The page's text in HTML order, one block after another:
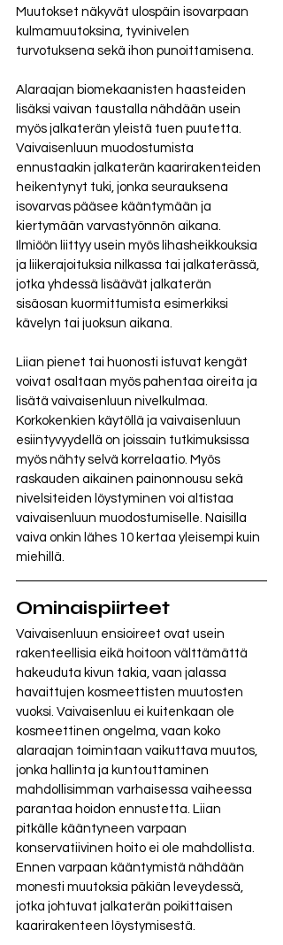
Muutokset näkyvät ulospäin isovarpaan
kulmamuutoksina, tyvinivelen
turvotuksena sekä ihon punoittamisena.
Alaraajan biomekaanisten haasteiden
lisäksi vaivan taustalla nähdään usein
myös jalkaterän yleistä tuen puutetta.
Vaivaisenluun muodostumista
ennustaakin jalkaterän kaarirakenteiden
heikentynyt tuki, jonka seurauksena
isovarvas pääsee kääntymään ja
kiertymään varvastyönnön aikana.
Ilmiöön liittyy usein myös lihasheikkouksia
ja liikerajoituksia nilkassa tai jalkaterässä,
jotka yhdessä lisäävät jalkaterän
sisäosan kuormittumista esimerkiksi
kävelyn tai juoksun aikana.
Liian pienet tai huonosti istuvat kengät
voivat osaltaan myös pahentaa oireita ja
lisätä vaivaisenluun nivelkulmaa.
Korkokenkien käytöllä ja vaivaisenluun
esiintyvyydellä on joissain tutkimuksissa
myös nähty selvä korrelaatio. Myös
raskauden aikainen painonnousu sekä
nivelsiteiden löystyminen voi altistaa
vaivaisenluun muodostumiselle. Naisilla
vaiva onkin lähes 10 kertaa yleisempi kuin
miehillä.
Ominaispiirteet
Vaivaisenluun ensioireet ovat usein
rakenteellisia eikä hoitoon välttämättä
hakeuduta kivun takia, vaan jalassa
havaittujen kosmeettisten muutosten
vuoksi. Vaivaisenluu ei kuitenkaan ole
kosmeettinen ongelma, vaan koko
alaraajan toimintaan vaikuttava muutos,
jonka hallinta ja kuntouttaminen
mahdollisimman varhaisessa vaiheessa
parantaa hoidon ennustetta. Liian
pitkälle kääntyneen varpaan
konservatiivinen hoito ei ole mahdollista.
Ennen varpaan kääntymistä nähdään
monesti muutoksia päkiän leveydessä,
jotka johtuvat jalkaterän poikittaisen
kaarirakenteen löystymisestä.